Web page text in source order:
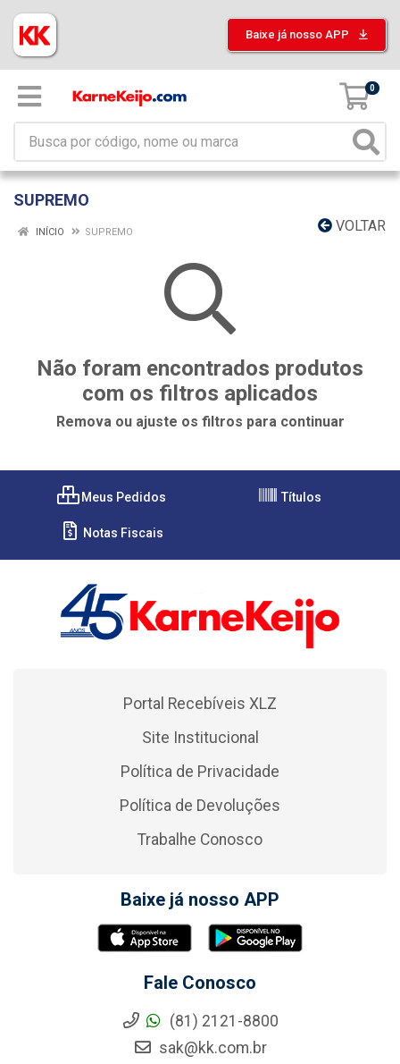
Baixe já nosso APP
0
SUPREMO
VOLTAR
INÍCIO SUPREMO
Não foram encontrados produtos
com os filtros aplicados
Remova ou ajuste os filtros para continuar
Meus Pedidos Títulos
Notas Fiscais
Portal Recebíveis XLZ
Site Institucional
Política de Privacidade
Política de Devoluções
Trabalhe Conosco
Baixe já nosso APP
Fale Conosco
(81) 2121-8800
sak@kk.com.br